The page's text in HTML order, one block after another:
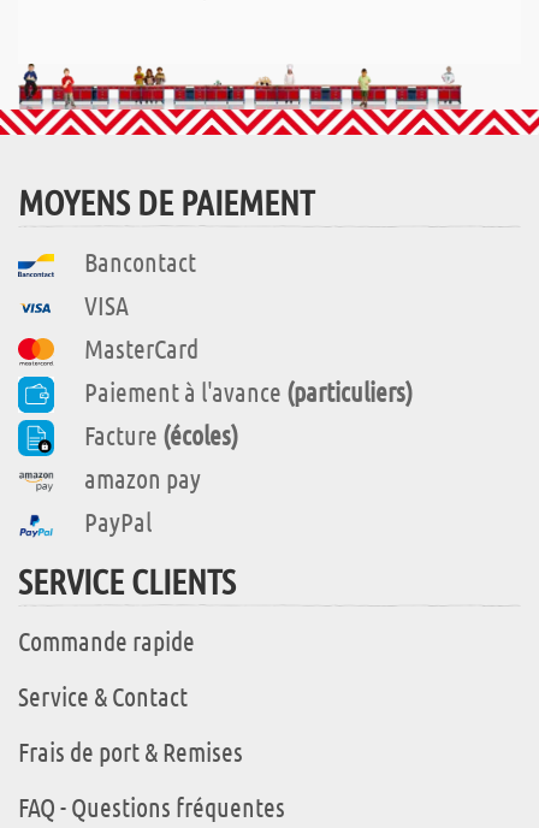
MOYENS DE PAIEMENT
Bancontact
VISA
MasterCard
Paiement à l'avance (particuliers)
Facture (écoles)
amazon pay
PayPal
SERVICE CLIENTS
Commande rapide
Service & Contact
Frais de port & Remises
FAQ - Questions fréquentes